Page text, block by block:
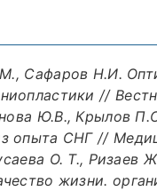
Сафаров Н.И.
//
Ю.В., Крылов
опыта СНГ //
О. Т., Ризаев
жизни.